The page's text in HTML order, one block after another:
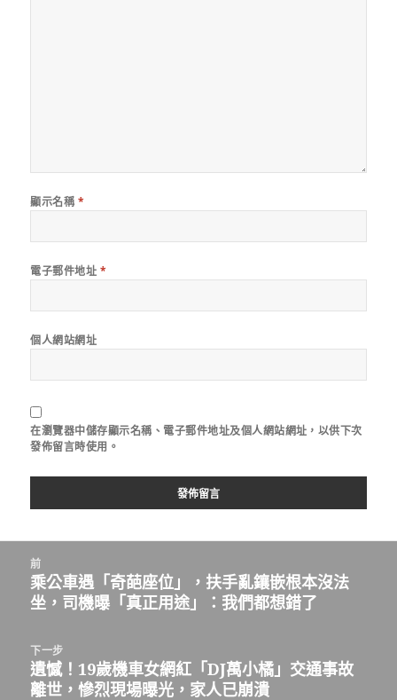
顯示名稱 *
電子郵件地址 *
個人網站網址
在瀏覽器中儲存顯示名稱、電子郵件地址及個人網站網址，以供下次
發佈留言時使用。
前
上
一
文
章：
乘公車遇「奇葩座位」，扶手亂鑲嵌根本沒法
坐，司機曝「真正用途」：我們都想錯了
下一步
下
一
遺憾！19歲機車女網紅「DJ萬小橘」交通事故
離世，慘烈現場曝光，家人已崩潰